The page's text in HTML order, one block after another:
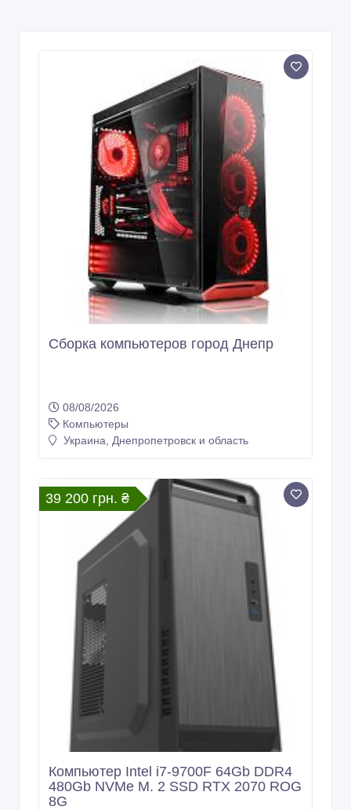
Сборка компьютеров город Днепр
08/08/2026
Компьютеры
Украина, Днепропетровск и область
39 200 грн. ₴
Компьютер Intel i7-9700F 64Gb DDR4
480Gb NVMe M. 2 SSD RTX 2070 ROG
8G